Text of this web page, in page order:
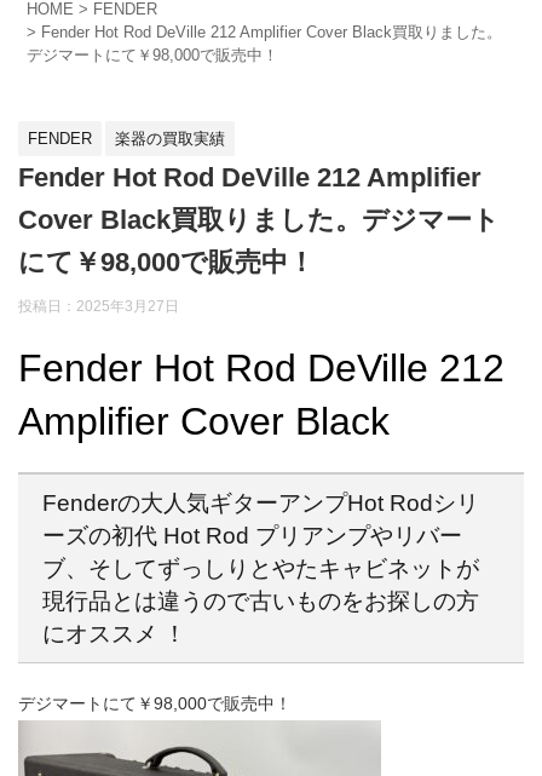
HOME
FENDER
Fender Hot Rod DeVille 212 Amplifier Cover Black買取りました。
デジマートにて￥98,000で販売中！
FENDER 楽器の買取実績
Fender Hot Rod DeVille 212 Amplifier
Cover Black買取りました。デジマート
にて￥98,000で販売中！
投稿日：2025年3月27日
Fender Hot Rod DeVille 212
Amplifier Cover Black
Fenderの大人気ギターアンプHot Rodシリ
ーズの初代 Hot Rod プリアンプやリバー
ブ、そしてずっしりとやたキャビネットが
現行品とは違うので古いものをお探しの方
にオススメ ！
デジマートにて￥98,000で販売中！